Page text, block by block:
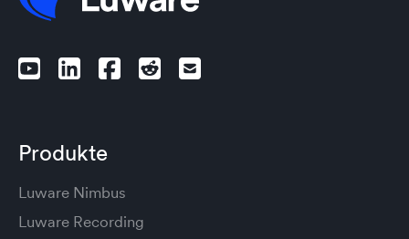
Produkte
Luware Nimbus
Luware Recording